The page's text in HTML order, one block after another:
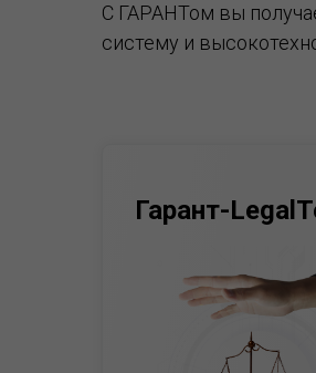
С ГАРАНТом вы
систему и
Гарант-